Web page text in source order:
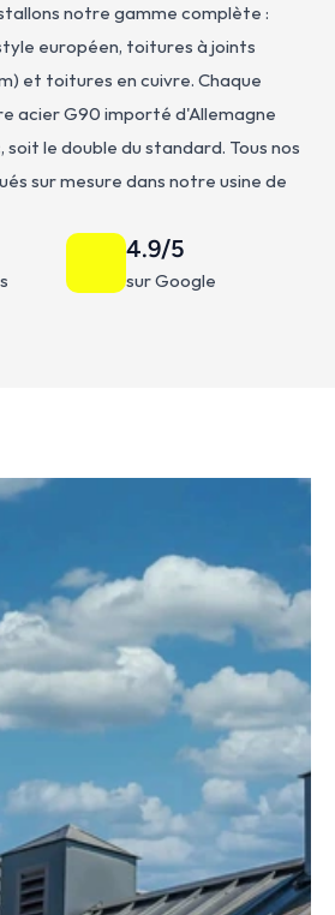
notre gamme complète :
européen, toitures à joints
et toitures en cuivre. Chaque
acier G90 importé d'Allemagne
soit le double du standard. Tous nos
sur mesure dans notre usine de
4.9/5
sur Google